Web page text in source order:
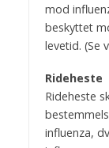
mod
beskyttet
levetid. (Se
Rideheste
Rideheste
influenza,